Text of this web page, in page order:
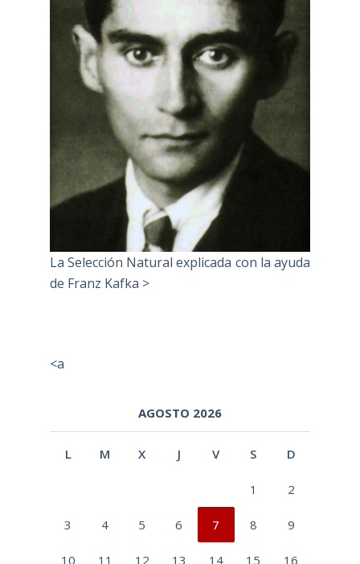
La Selección Natural explicada con la ayuda
de Franz Kafka >
<a
AGOSTO 2026
L M X J V S D
1 2
3 4 5 6 7 8 9
10 11 12 13 14 15 16